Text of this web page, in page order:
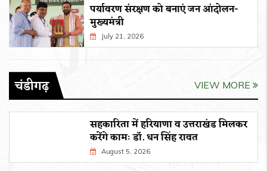
पर्यावरण संरक्षण को बनाएं जन आंदोलन-
मुख्यमंत्री
July 21, 2026
चंडीगढ़ VIEW MORE
सहकारिता में हरियाणा व उत्तराखंड मिलकर
करेंगे कामः डाॅ. धन सिंह रावत
August 5, 2026